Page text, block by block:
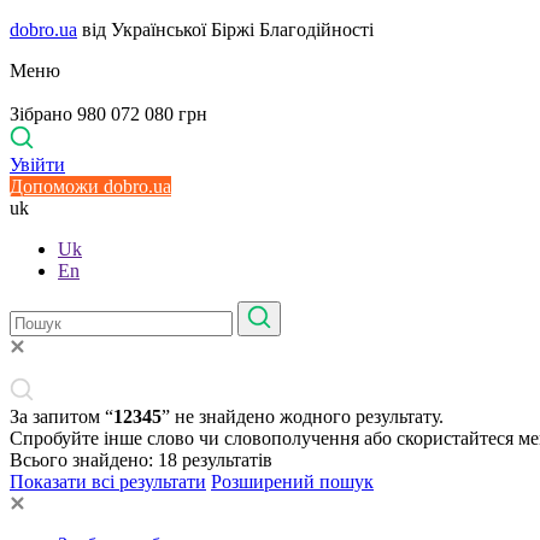
dobro.ua від Української Біржі Благодійності
Меню
Зібрано 980 072 080 грн
Увійти
Допоможи dobro.ua
uk
Uk
En
За запитом “12345” не знайдено жодного результату.
Спробуйте інше слово чи словополучення або скористайтеся
Всього знайдено: 18 результатів
Показати всі результати Розширений пошук